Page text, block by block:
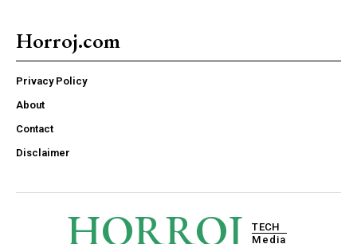
Horroj.com
Privacy Policy
About
Contact
Disclaimer
HORROJ
TECH
Media